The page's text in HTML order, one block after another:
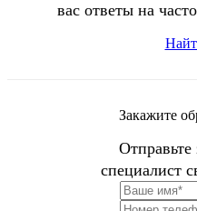
вас ответы на
Закажите
специалист